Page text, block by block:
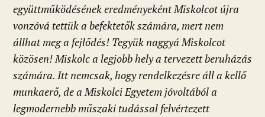
együttműködésének eredményeként Miskolcot újra
vonzóvá tettük a befektetők számára, mert nem
állhat meg a fejlődés! Tegyük naggyá Miskolcot
közösen! Miskolc a legjobb hely a tervezett beruházás
számára. Itt nemcsak, hogy rendelkezésre áll a kellő
munkaerő, de a Miskolci Egyetem jóvoltából a
legmodernebb műszaki tudással felvértezett